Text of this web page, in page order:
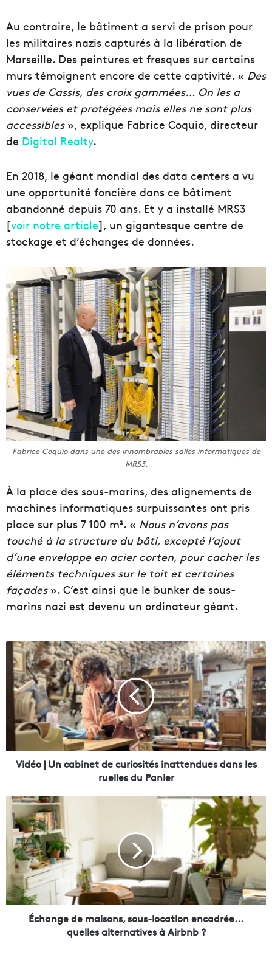
Au contraire, le bâtiment a servi de prison pour
les militaires nazis capturés à la libération de
Marseille. Des peintures et fresques sur certains
murs témoignent encore de cette captivité. « Des
vues de Cassis, des croix gammées… On les a
conservées et protégées mais elles ne sont plus
accessibles», explique Fabrice Coquio, directeur
de Digital Realty.
En 2018, le géant mondial des data centers a vu
une opportunité foncière dans ce bâtiment
abandonné depuis 70 ans. Et y a installé MRS3
[voir notre article], un gigantesque centre de
stockage et d’échanges de données.
Fabrice Coquio dans une des innombrables salles informatiques de
MRS3.
À la place des sous-marins, des alignements de
machines informatiques surpuissantes ont pris
place sur plus 7 100 m². « Nous n’avons pas
touché à la structure du bâti, excepté l’ajout
d’une enveloppe en acier corten, pour cacher les
éléments techniques sur le toit et certaines
façades». C’est ainsi que le bunker de sous-
marins nazi est devenu un ordinateur géant.
c
n
d
c
u
r
i
Vidéo | Un cabinet de curiosités inattendues dans les
ruelles du Panier
É
a
n
g
e
d
e
Échange de maisons, sous-location encadrée...
quelles alternatives à Airbnb ?